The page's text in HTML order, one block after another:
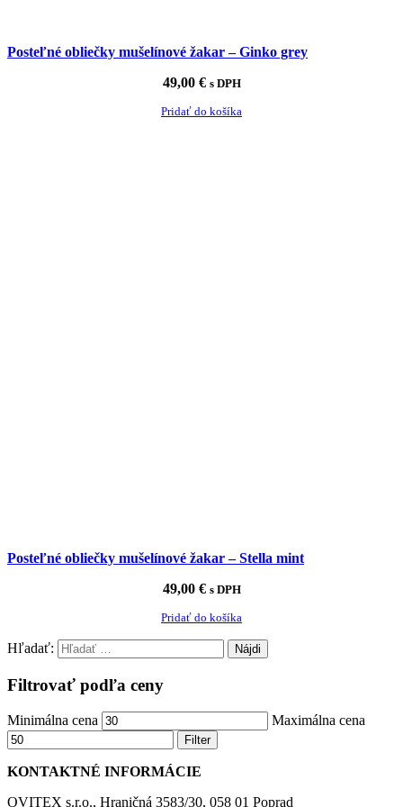
Posteľné obliečky mušelínové žakar – Ginko grey
49,00 € s DPH
Pridať do košíka
Posteľné obliečky mušelínové žakar – Stella mint
49,00 € s DPH
Pridať do košíka
Hľadať:
Filtrovať podľa ceny
Minimálna cena Maximálna cena
Filter
KONTAKTNÉ INFORMÁCIE
OVITEX s.r.o., Hraničná 3583/30, 058 01 Poprad